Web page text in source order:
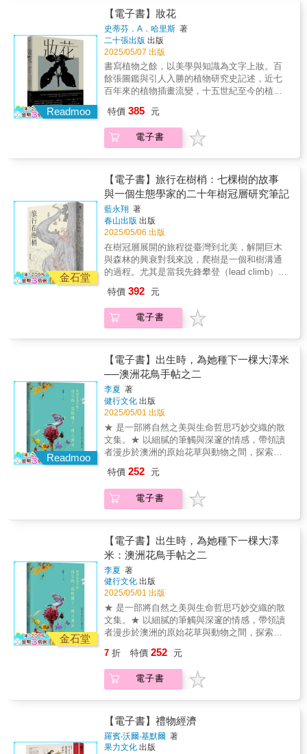
場景：士林官邸的「楓香夫妻樹」根系交纏、
分不清你我，當楓香先生因手術病弱，竟是倚
靠著楓香太太不離不棄支撐、供給養分；在樹
木醫師的夢境中，一棵巨大樟樹被花台困住，
夢裡的它聲聲哀求，發出微弱呼救，而後醫師
竟在現實中撞見同樣景象；還有柳營老榕樹做
為村民情感、記憶與信仰的根，在獲得救治
後，眾人圍繞著粗壯樹幹，彼此牽起雙手將它
環抱入懷，以上都是令人震懾的畫面⋯⋯此外
鏈結、南投草屯民眾一起參與「鳳凰木」救
治，甚至醫師在校園帶領著學童們，共同進行
操場旁「楓香樹」的覆土作業⋯⋯在這些枝枒
緻深情。本書十四章真實案例，記錄一場場與
時間賽跑的生命搶救，同時也觸及我們對自然
的誤解、對知識照護的盲區——提醒我們：愛
樹，不只是情感的表達，更需要正確的理解與
行動。這是一本關於療癒與守護的書，也是我
們與自然重新對話的契機。
治本地過度混用藥劑，養成植物生長的死土，
都將樹木推向瀕死邊緣，因而枝葉凋敝，錯過
黃金救援時機；一旦根系腐爛、斷裂，或被埋
入鬆散、缺氧的空洞土壤中，即便是再堅強的
樹種，也難逃衰弱與枯萎的命運⋯⋯「我希望
透過記錄一棵棵老樹的救治歷程，不僅呈現它
們如何被保留下來的過程，更想描繪人與樹之
間，那些看似無聲卻深刻動人的情感連結。每
一次的救治，既是技術的挑戰，更是一場場關
於理解、選擇與陪伴的生命對話。」本書回返
「搶救老樹」現場，除了深刻記錄一段段驚險
過程，為大眾刻板觀念除錯，同時也將在地居
木「同理呼吸」的心。書中故事不乏許多動人
場景：士林官邸的「楓香夫妻樹」根系交纏、
分不清你我，當楓香先生因手術病弱，竟是倚
靠著楓香太太不離不棄支撐、供給養分；在樹
木醫師的夢境中，一棵巨大樟樹被花台困住，
夢裡的它聲聲哀求，發出微弱呼救，而後醫師
竟在現實中撞見同樣景象；還有柳營老榕樹做
為村民情感、記憶與信仰的根，在獲得救治
後，眾人圍繞著粗壯樹幹，彼此牽起雙手將它
環抱入懷，以上都是令人震懾的畫面⋯⋯此外
鏈結、南投草屯民眾一起參與「鳳凰木」救
治，甚至醫師在校園帶領著學童們，共同進行
操場旁「楓香樹」的覆土作業⋯⋯在這些枝枒
緻深情。本書十四章真實案例，記錄一場場與
時間賽跑的生命搶救，同時也觸及我們對自然
的誤解、對知識照護的盲區——提醒我們：愛
樹，不只是情感的表達，更需要正確的理解與
行動。這是一本關於療癒與守護的書，也是我
們與自然重新對話的契機。
從精緻美饌、驚人產量和農藥減量的福祉，到
害蟲抗性、基因污染、資本宰制等災禍……我
們如何取捨，其實反映了人類有多執著於「阿
波羅式」的秩序與統一。透過這四種植物的故
事，我們得以從植物視角重新審視人類在生態
系統中的真正位置，並看見自身欲望如何形塑
了周遭的自然世界。麥可．波倫以其獨特的個
人化與體驗式敘事風格，從自家花園的觀察和
親身實驗出發，引導讀者進入一場充滿好奇的
經濟學、社會學與文化研究等多領域知識融會
貫通，使得本書不僅是一部科普著作，更是一
場關於人類本質、文化歷史與人與自然深層關
係的深刻探索，進一步激發了許多後續作家的
靈感，邀請他們在各自作品中繼續探討人類與
自然之間微妙而複雜的關係，使得《欲望植物
園》成為一部跨越時間與空間的重要著作。
加劇的氣候變遷下，仍可能有長遠的未來，前
提是我們必須關注那些可能成長為老樹的年輕
植物。」──2023年雅克．巴森文化史獎
（Jacques Barzun Prize）【名人推薦】「法
莫透過歷史與文化的角度切入老樹，從不同生
命尺度交織歷史文本中的人物與事件。不論是
世界爺、龍血樹，還是臺灣的紅檜，一樹一世
界，記載著其生命與眾生的交會，值得我們沉
浸在樹木的時間尺度下想像。」──本書審訂．
教授）胖胖樹王瑞閔（金鼎獎科普作家）、洪
廣冀（臺灣大學地理環境資源學系副教授）、
雪羊（山岳作家）、詹春鳳（日本樹木醫）、
員）愛樹人齊聲推薦（以上推薦人依姓名筆畫
排序）【好評讚譽】「內容豐富……引人入
勝。」——《華爾街日報》「一部壯闊且非凡
的作品，向地球上最古老生命致敬。」──《富
比士》雜誌「描繪偉大老樹的全球歷史……老
樹能夠教導我們很多事，我們若夠聰明，就該
學會聆聽。」──《自然》期刊「《老樹的故
事》為探討保育理想的文化史，成功地呈現了
期刊「權威之作。」——《自然歷史》雜誌
「精湛地融合了自然與人類歷史──重心放在人
類身上。法莫的筆下的老樹不僅是令人讚嘆的
生物，也是一面映照人性戲劇、自負與良善的
到地中海的橄欖樹，從古生代至今日，Farmer
呈現出一部資料詳實、極具吸引力的歷史敘
述。」——《觀察家報》「科學、宗教與歷史
的絕妙融合，描繪出一幅自然隨著時間演變的
動人畫像。」——《出版人週刊》星級推薦
「精巧地結合歷史、政治與科學⋯⋯自然愛好
者將深深著迷於書中故事。」——《Kirkus書
評》星級推薦「法莫展現出罕見的植物與人類
歷史的廣度與深度，細緻描寫了樹輪學等關鍵
學者的貢獻與生命。」——《書單》雜誌，星
級推薦「法莫讓經典與最先進的植物學躍然紙
上，展現了他對科學發展進程的深切理解，熟
練地傳達了世世代代科學家的研究。此外他更
木。」──《樹，記得自己的童年》（Lab
Girl）作者荷普．潔倫（Hope Jahren）「法莫
在本書的成就空前絕後。書中交織的一系列生
物學、文化與科學旅程，遍及全球，揭露了五
千年來的樹木，以及我們對那些樹木之存在的
驚奇。作者的駕御能力前所未見。本書的文筆
美妙又感動人心，本身就有一股自然的威
力。」──《紐約時報》暢銷書《美洲郊狼》
（Coyote America）作者丹．弗洛雷斯（Dan
Flores）「法莫筆下的歷史與書中的老樹一般，
會持續的衝擊。法莫在這些老樹身上，不只發
現豐富的自然檔案，還有長者的智慧，而這些
智慧絕對值得我們傾聽。」──《墨西哥灣》
（The Gulf）作者傑克．E．戴維斯（Jack E.
Davis）「法莫帶給我們一段廣及全球、縱貫古
今的迷人歷史，而且感人又深入。古樹的故事
複雜且美麗，同時也反映了我們對自身最好與
法全身而退然而，我們正在見證生態的崩解──
亞馬遜雨林以驚人的速度消失；中非每年減少
上千萬英畝林地；全球暖化引發的病蟲害，導
致數十億棵樹倒下。人類，作為地球上最強大
的掠食者，正為環境帶來巨大的傷害。印度的
檀香木曾被視為聖物，如今面臨嚴格管制與非
法盜伐的威脅。非洲烏木因其極致黑色與細密
臨滅絕。藍膠尤加利樹雖然遍植全球，卻也在
某些地區成為入侵物種。這些真實上演的物種
危機，反映了自然的反撲與人類對自然的不當
包含我們自己。▌拯救樹木，就是拯救我們自己
本書精選12種具代表性的樹木──從復活節島已
滅絕的托羅密羅，到熱帶雨林中高聳的吉貝木
棉；從雲霧繚繞的海岸紅杉，到烈焰中重生的
大王松──透過植物學、人類學、考古學、田野
調查與科學研究，走訪一趟跨越時間與文化的
知性旅程，並重新認識我們與植物、自然之間
的緊密連結。作者丹尼爾．路易斯曾在訪談中
說道：「大自然需要我們的關注，這個觀念，
就像樹一樣──永遠長青。」不只是為了拯救樹
之路。在氣候變遷、物種滅絕與土地過度開發
的此刻，這些來自樹木深層的訊息，不只訴說
關於過去的知識，更是對人類未來命運的提醒
構：本書不僅介紹樹木的自然特性，也描繪人
類與樹木之間的文化連結與歷史記憶，並透過
作者親身經歷，引發讀者對自然的情感共鳴。
2. 關注環境變遷與生態議題：以樹為鏡，探討
氣候變遷、森林砍伐與生物多樣性等議題，並
呼籲「保護樹木就是保護我們的未來」，喚起
對保育環境的行動意識。3. 豐富多元的跨領域
知識面向：除了介紹樹木特性外，亦延伸至相
角度認識人與自然資源之間的關係。4. 適合大
性與可讀性，隨文搭配12張描繪樹木獨特風貌
的插圖，適合對自然生態、環境議題有興趣的
讀者閱讀。誠摯推薦古碧玲｜字耕農李偉文｜
荒野保護協會榮譽理事長胖胖樹王瑞閔｜金鼎
獎科普作家徐嘉君｜「找樹的人」計畫主持人
楊智凱｜國立屏東科技大學森林系助理教授
（依姓氏筆畫排序）各界好評「樹的構造極其
繁複，即使迄今生態科學家已經發展出相當先
進的樹木探測儀器和技術，仍有許多難解的神
祕環節。《樹說時間的故事》跨越各洲，藉著
12 種具代表性的樹木，從如何取芯、收集古老
木片伊始，探測樹齡，剖析蟲吻火痕，試圖解
年甚至數千年的天氣變化，既融合樹木的氣象
學、水文學、考古學、生物地理學、歷史學，
以及與動物之間的演化等，連產業也著墨。以
們因而能體認當人類把世界攪亂的今日與未
來，或許樹和其複數的森林會是救贖。」──古
碧玲（字耕農）「在不穩定的氣候中，這本書
的綠色見證者樹木看似靜默，卻承載了時間與
記憶，透過年輪和深埋地底的根系，低聲述說
著氣候變遷與人類歷史的痕跡。美國大盆地刺
果松已存活超過5000年，年輪層層記錄著數千
年的氣候變遷，彷彿地球古老的天然年曆；北
卡羅來納州濕地中的落羽松，屹立了超過2600
年，默默見證著美洲的興衰與轉變。生於遠古
的古叉葉樹，其樹脂化為琥珀，封存了千萬年
前的昆蟲與生態片段，為人類展示過去那個繁
油脂不僅滋養我們，更流淌進數千年來人類的
文化、信仰和世代情感中。樹木不只是森林的
見證者，也是地球時間的記錄者。它們與我們
一樣，有過遷徙、有過創傷、有過重生，也不
斷適應著時代的改變。▌當樹木受難，人類也無
法全身而退然而，我們正在見證生態的崩解──
亞馬遜雨林以驚人的速度消失；中非每年減少
上千萬英畝林地；全球暖化引發的病蟲害，導
致數十億棵樹倒下。人類，作為地球上最強大
的掠食者，正為環境帶來巨大的傷害。印度的
檀香木曾被視為聖物，如今面臨嚴格管制與非
法盜伐的威脅。非洲烏木因其極致黑色與細密
臨滅絕。藍膠尤加利樹雖然遍植全球，卻也在
某些地區成為入侵物種。這些真實上演的物種
危機，反映了自然的反撲與人類對自然的不當
包含我們自己。▌拯救樹木，就是拯救我們自己
本書精選12種具代表性的樹木──從復活節島已
滅絕的托羅密羅，到熱帶雨林中高聳的吉貝木
棉；從雲霧繚繞的海岸紅杉，到烈焰中重生的
大王松──透過植物學、人類學、考古學、田野
調查與科學研究，走訪一趟跨越時間與文化的
知性旅程，並重新認識我們與植物、自然之間
的緊密連結。作者丹尼爾．路易斯曾在訪談中
說道：「大自然需要我們的關注，這個觀念，
就像樹一樣──永遠長青。」不只是為了拯救樹
之路。在氣候變遷、物種滅絕與土地過度開發
的此刻，這些來自樹木深層的訊息，不只訴說
關於過去的知識，更是對人類未來命運的提醒
構：本書不僅介紹樹木的自然特性，也描繪人
類與樹木之間的文化連結與歷史記憶，並透過
作者親身經歷，引發讀者對自然的情感共鳴。
2. 關注環境變遷與生態議題：以樹為鏡，探討
氣候變遷、森林砍伐與生物多樣性等議題，並
呼籲「保護樹木就是保護我們的未來」，喚起
對保育環境的行動意識。3. 豐富多元的跨領域
知識面向：除了介紹樹木特性外，亦延伸至相
角度認識人與自然資源之間的關係。4. 適合大
性與可讀性，隨文搭配12張描繪樹木獨特風貌
的插圖，適合對自然生態、環境議題有興趣的
讀者閱讀。誠摯推薦古碧玲｜字耕農李偉文｜
荒野保護協會榮譽理事長胖胖樹王瑞閔｜金鼎
獎科普作家徐嘉君｜「找樹的人」計畫主持人
楊智凱｜國立屏東科技大學森林系助理教授
（依姓氏筆畫排序）各界好評「樹的構造極其
Readmoo
【電子書】妝花
史蒂芬．A．哈里斯 著
二十張出版 出版
2025/05/07 出版
書寫植物之餘，以美學與知識為文字上妝。百
餘張圖鑑與引人入勝的植物研究史記述，近七
百年來的植物插畫流變，十五世紀至今的植物
與整合。❶植物分類工作者暨彭鏡毅博士紀念
獎得主——林哲緯 審定➋植物插畫家 王錦
堯．字耕農 古碧玲．臺灣大學森林環境暨資
亭植物繪畫 粉專版主 紀瑋婷．臺灣大學地理
環境資源學系副教授 洪廣冀．生態插畫家暨
作家 黃瀚嶢．生物繪圖師 葉書謹．植物學家
董景生．屏東科技大學森林系助理教授 楊智
凱．生態藝術繪者 鄭杏倩．作家 劉克襄
——驚艷推薦每位藝術家的選擇和妥協都反映
了他們所處的時代、觀眾和科學假設：「植物
插圖、是過渡點，插圖畫家是生物體與我們所
認為的對該生物體的了解之間的過濾器。」
❁❉✤「《妝花》有著引人入勝且精心挑選的植
究及科學分析。作者哈里斯在剖析藝術、科學
和出版之間的關聯時有獨特的優勢，他的書涵
蓋了過去五百年來大家知之甚詳的領域，也觸
引各類讀者，無論他們關心的是植物、花園、
歷史或這些主題之間錯綜複雜的關聯。」——
馬克．內斯比特（Mark Nesbitt），邱園（Kew
Garden）—英國皇家植物園跨領域研究的資深
研究主管⚘「引人入勝、研究細緻，全面考察
了植物插圖透過藝術和科學的歷史歷程。哈里
斯使用罕見圖像，憑藉對主題的深刻理解，清
楚展示了他對植物的熱愛。」 ——瓦萊麗．奧
（Sheffield's Botanical Gardens）植物學學會
的範圍，是一部植物插畫史，具備經典參考書
的所有要素。」——克麗斯坦．芮比（Kristen
Rabe），「foreword review」⚘「科學植物插
畫在文藝復興時期蓬勃發展，在十八世紀欣欣
向榮，在十九世紀因攝影術興起而式微。如
今，植物插畫普遍被視為藝術的一環，但牛津
大學植物標本館館長哈里斯認為它依舊是『有
科學用途的藝術』，其存在是為了記錄、展示
和傳遞植物的科學資料。這本有關植物學歷史
的著作點綴著了專業文獻以外並不常見的精緻
插畫，將藝術和科學巧妙整合在一起。」——
《自然》（Nature）期刊⚘「哈里斯是傑出的
文字匠人，他寫作充滿知識、智慧和熱情。本
書除了對主題極其博學和全面的描述之外，還
帶給人一種愛的勞動的感覺……《妝花》是對
植物插圖藝術和科學的一次迷人、真實的植物
作。本書探討了自十五世紀中葉以來它們的演
變、它們如何被用來傳達有關植物的科學思想
以及人們對植物圖像的看法如何變化。」
特價 385 元
電子書
金石堂
【電子書】旅行在樹梢：七棵樹的故事
與一個生態學家的二十年樹冠層研究筆記
藍永翔 著
春山出版 出版
2025/05/06 出版
在樹冠層展開的旅程從臺灣到北美，解開巨木
與森林的興衰對我來說，爬樹是一個和樹溝通
的過程。尤其是當我先鋒攀登（lead climb）的
在轉換的過程裡去觀察這棵樹的形態和生態，
瞭解他的「個性」，以及他的生命歷程。當我
懂的層面愈多，能看出的故事就愈多。每一棵
後來才漸漸明白，樹本身就是一個「風景」。
──藍永翔從七棵樹的故事展開樹與森林的生命
之旅。藍永翔為全球少數的研究樹冠層的科學
家，在這些人當中女性更加稀少。從因有趣而
開始攀樹做研究，大樹對藍永翔而言，彷彿是
她在大地之上真正的家一樣。透過她與臺灣扁
柏、臺灣雲杉、錫卡雲杉、花旗松、壯麗冷
杉、世界爺與臺灣杉的相遇，我們將從不同角
度認識每一棵生長數百年到數千年的巨木。這
是一本二十年的樹冠層研究筆記。藍永翔從臺
察物候變化，並擴及錫卡雲杉等各種雲杉家
族，她深入花旗松的真菌世界，理解壯麗冷杉
林的分解與循環，更從世界爺焦黑的樹皮探討
的重要性，參與臺灣杉三姊妹甚至全球更多巨
木的等比例照拍攝計畫。在藍永翔的樹冠層旅
程，我們不僅瞭解大樹奧妙的有機體世界，更
體會到，森林之美即便只是人的浪漫想像，但
也飽含超越人類尺度的生命奧義。在一座森林
裡面閱讀生老病死，學習大道循環，原來樹木
不僅僅是在活著的時候用年輪書寫著日記，在
其死亡之後，故事仍在繼續。★封面所繪巨樹
柏、臺灣雲杉、世界爺與壯麗冷杉，其上並可
生。★洪廣冀．游旨价．林政道．關秉宗 專文
推薦對她而言，這些樹不是等待被歸類、分析
與描述的物種，也非拿來抒發己見的「媒
介」；這些樹是她曾親暱地相處過的夥伴，是
在各種時刻接住她的生命之網，是個語言難以
表達的複雜生態系。洪廣冀／臺灣大學地理環
特價 392 元
電子書
Readmoo
【電子書】出生時，為她種下一棵大澤米
──澳洲花鳥手帖之二
李夏 著
健行文化 出版
2025/05/01 出版
★ 是一部將自然之美與生命哲思巧妙交織的散
文集。★ 以細膩的筆觸與深邃的情感，帶領讀
者漫步於澳洲的原始花草與動物之間，探索生
家、顏擇雅 作家一致推薦 一場跨越自然與人心
的心靈漫遊； 於澳洲的原始花草與動物間，探
索生命的韌性與本質。 李夏的全新力作《出生
散文集。以細膩的筆觸與深邃的情感，帶領讀
者漫步於澳洲的原生花草與自由動物之間，探
索生命的韌性與本質。 這本書講述澳洲動植物
的獨特生物屬性，探討她們背後的故事，筆觸
掠過原住民文化傳統、早期歐洲移民生活、十
九世紀植物學家的經歷，以及現代人面臨的氣
候變化危機。 本書分為「花草篇」與「動物
篇」，透過蒂羅花的傲然綻放、叢林火雞的野
性姿態、灰頭果蝠的夜行祕密，揭示自然界的
頑強與優雅。每一段文字都是對生命的詠嘆，
長的奇蹟，寓意人類在困境中如何擁抱希望、
追尋自由。透過作者敏銳的觀察、詩意的筆
調，讀者將不僅感受到大地的呼吸，也將在自
在澳洲雪梨生活多年，醉心於本土生態與環境
保育。她不僅是出色的文字創作者，也是活躍
於國際攝影與紀錄片領域的資深攝影者和電影
特價 252 元
電子書
金石堂
【電子書】出生時，為她種下一棵大澤
米：澳洲花鳥手帖之二
李夏 著
健行文化 出版
2025/05/01 出版
★ 是一部將自然之美與生命哲思巧妙交織的散
文集。★ 以細膩的筆觸與深邃的情感，帶領讀
者漫步於澳洲的原始花草與動物之間，探索生
家、顏擇雅 作家一致推薦 一場跨越自然與人心
的心靈漫遊； 於澳洲的原始花草與動物間，探
索生命的韌性與本質。 李夏的全新力作《出生
散文集。以細膩的筆觸與深邃的情感，帶領讀
者漫步於澳洲的原生花草與自由動物之間，探
索生命的韌性與本質。 這本書講述澳洲動植物
7 折 特價 252 元
電子書
【電子書】禮物經濟
羅賓‧沃爾‧基默爾 著
果力文化 出版